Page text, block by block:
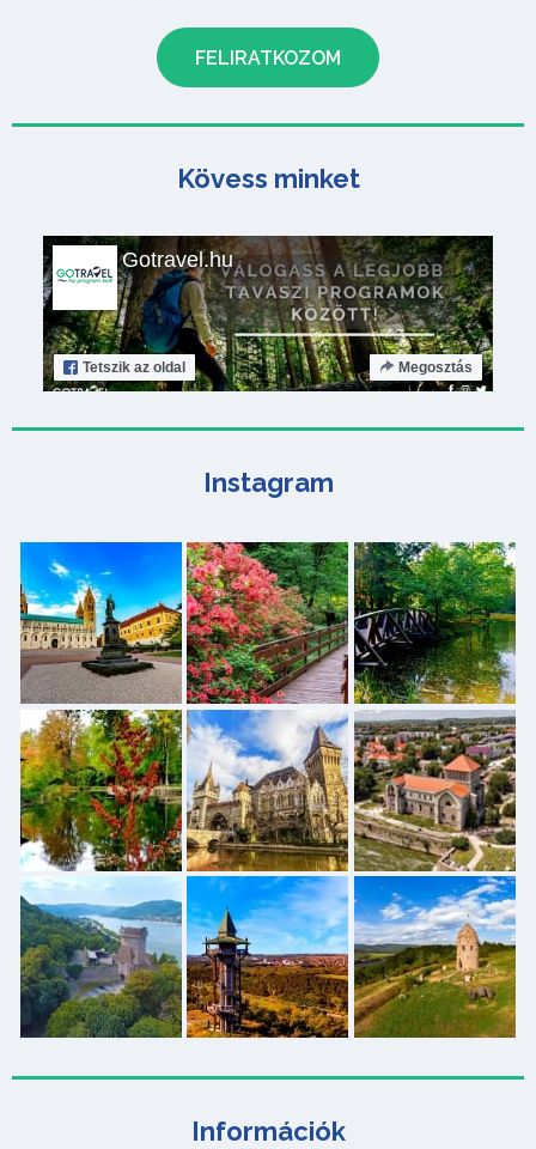
Információk
Kövess minket
Gotravel.hu
Tetszik az oldal Megosztás
Instagram